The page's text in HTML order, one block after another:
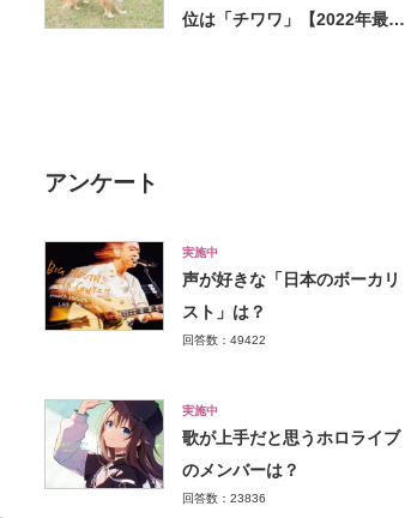
位は「チワワ」【2022年最新
アンケート
実施中
声が好きな「日本のボーカリ
スト」は？
回答数：49422
実施中
歌が上手だと思うホロライブ
のメンバーは？
回答数：23836